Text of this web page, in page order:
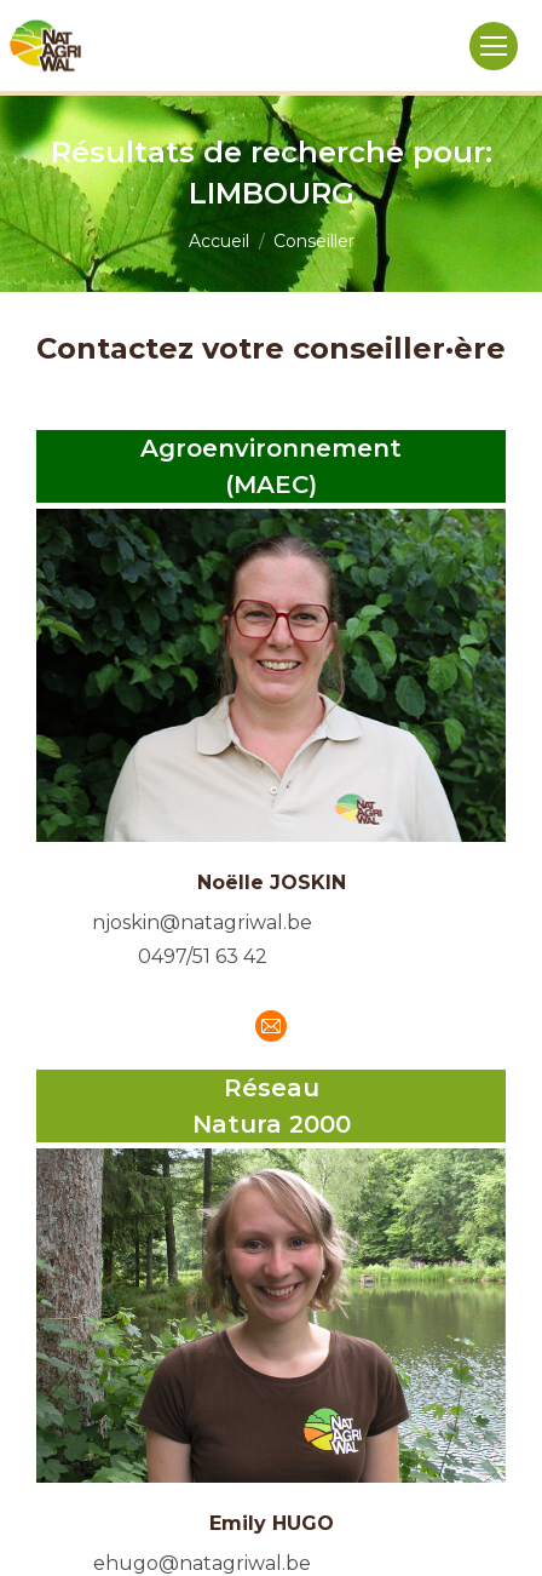
Résultats de recherche pour:
LIMBOURG
Vous êtes ici :
Accueil Conseiller
Contactez votre conseiller·ère
Agroenvironnement
(MAEC)
Noëlle JOSKIN
njoskin@natagriwal.be
0497/51 63 42
E-
mail
Réseau
Natura 2000
Emily HUGO
ehugo@natagriwal.be